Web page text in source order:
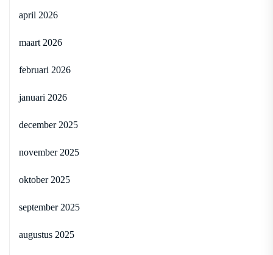
april 2026
maart 2026
februari 2026
januari 2026
december 2025
november 2025
oktober 2025
september 2025
augustus 2025